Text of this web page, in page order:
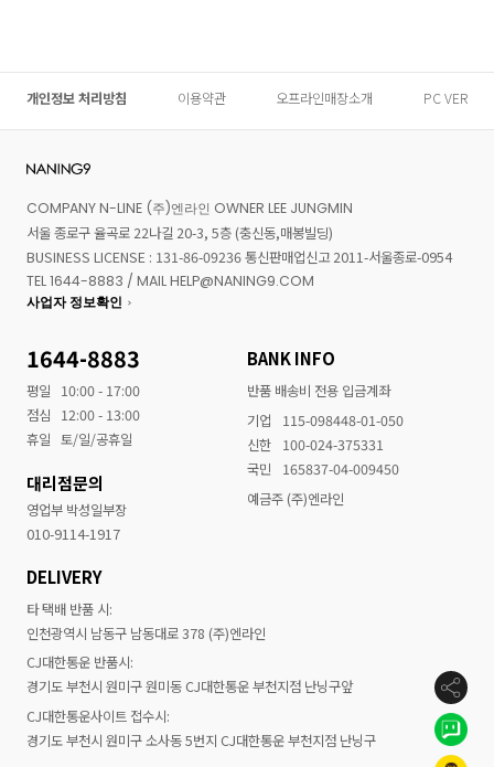
개인정보 처리방침 이용약관 오프라인매장소개 PC VER
COMPANY N-LINE (주)엔라인 OWNER LEE JUNGMIN
서울 종로구 율곡로 22나길 20-3, 5층 (충신동,매봉빌딩)
BUSINESS LICENSE : 131-86-09236 통신판매업신고 2011-서울종로-0954
TEL 1644-8883 / MAIL HELP@NANING9.COM
사업자 정보확인
1644-8883
평일
10:00 - 17:00
점심
12:00 - 13:00
휴일 토/일/공휴일
대리점문의
영업부 박성일부장
010-9114-1917
BANK INFO
반품 배송비 전용 입금계좌
기업
115-098448-01-050
신한
100-024-375331
국민
165837-04-009450
예금주 (주)엔라인
DELIVERY
타 택배 반품 시:
인천광역시 남동구 남동대로 378 (주)엔라인
CJ대한통운 반품시:
경기도 부천시 원미구 원미동 CJ대한통운 부천지점 난닝구앞
CJ대한통운사이트 접수시:
경기도 부천시 원미구 소사동 5번지 CJ대한통운 부천지점 난닝구